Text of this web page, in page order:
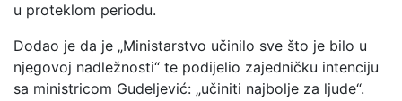
u proteklom periodu.
Dodao je da je „Ministarstvo učinilo sve što je bilo u
njegovoj nadležnosti“ te podijelio zajedničku intenciju
sa ministricom Gudeljević: „učiniti najbolje za ljude“.